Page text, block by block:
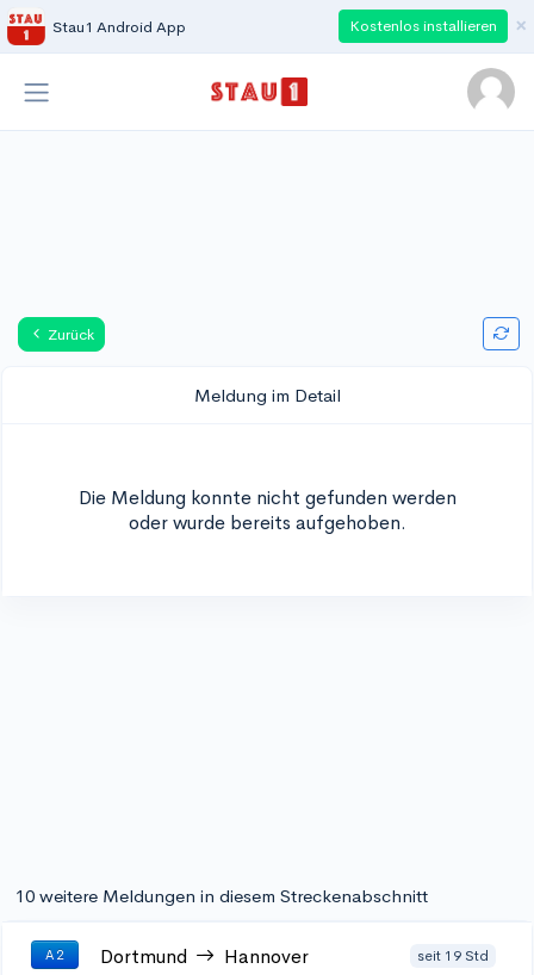
Stau1 Android App Kostenlos installieren ×
Zurück
Meldung im Detail
Die Meldung konnte nicht gefunden werden
oder wurde bereits aufgehoben.
10 weitere Meldungen in diesem Streckenabschnitt
A 2 Dortmund Hannover seit 19 Std